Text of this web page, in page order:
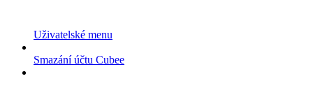
Uživatelské menu
Smazání účtu Cubee